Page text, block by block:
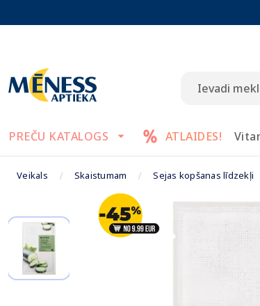
PREČU KATALOGS ATLAIDES!
Veikals Skaistumam Sejas kopšanas līdzekļi